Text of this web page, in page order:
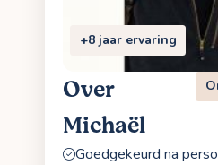
+8 jaar ervaring
Over
Michaël
Goedgekeurd na